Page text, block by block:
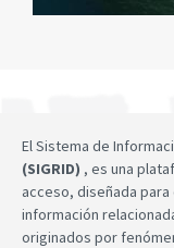
El Sistema de
(SIGRID) , es una
acceso, diseñada
información
originados por